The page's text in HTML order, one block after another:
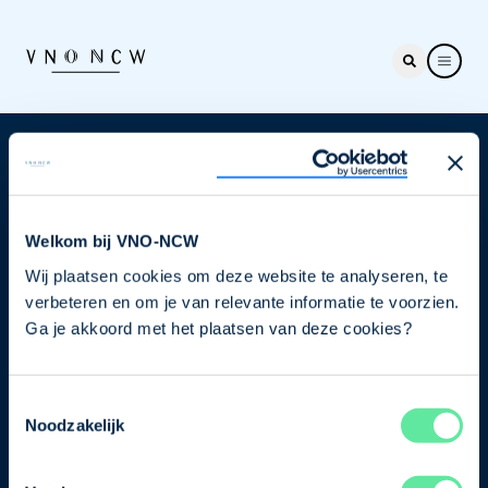
Welkom bij VNO-NCW
Wij plaatsen cookies om deze website te analyseren, te
verbeteren en om je van relevante informatie te voorzien.
Ga je akkoord met het plaatsen van deze cookies?
Noodzakelijk
Nieuwsbrief
je nu in voor de VNO-NCW nieuwsbrief.
Schrijf je in
Direct naar
Ons verhaal